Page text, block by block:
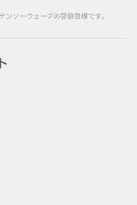
ソーウェーブの登録商標です。